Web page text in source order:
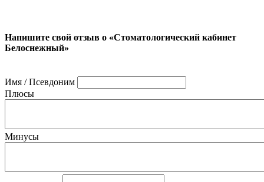
Напишите свой отзыв о «Стоматологический кабинет
Белоснежный»
Имя / Псевдоним
Плюсы
Минусы